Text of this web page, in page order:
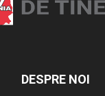
DESPRE NOI